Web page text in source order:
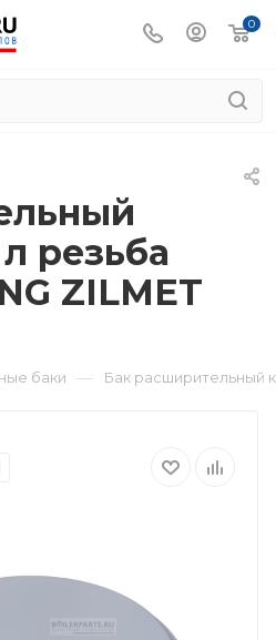
0
резьба
ZILMET
баки — Бак расширительный